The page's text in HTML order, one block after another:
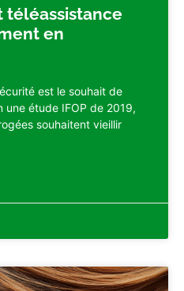
téléassistance
en
est le souhait de
une étude IFOP de 2019,
souhaitent vieillir